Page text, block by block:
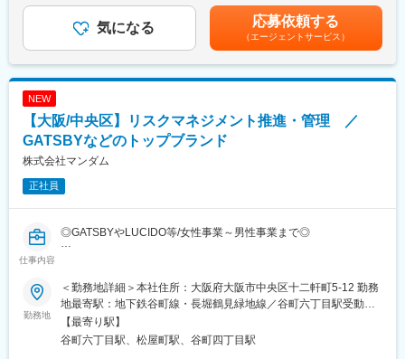
変更の範囲：会社の定める業務
・ベンダーマネジメント
・要件定義（業務／システムとユーザー要望のFit2Standard）
・維持メンテナンスとユーザー教育
就業場所の変更の範囲：会社の拠点がある国内外全ての定められ
た場所（テレワークを行う場所を含む））
業務内容の変更の範囲：会社の定める全ての業務への変更の可能
性あり
ダー
■充実した研修制度：
通信教育、新入社員研修、階層別研修、専門別教育、公募制研
修 など
■当社の特徴：
賃金はあくまでも目安の金額であり、選考を通じて上下する可能
性があります。月給(月額)は固定手当を含めた表記です。
気になる 応募依頼する
（エージェントサービス）
NEW
【大阪/中央区】リスクマネジメント推進・管理 ／
GATSBYなどのトップブランド
株式会社マンダム
正社員
仕事内容
◎GATSBYやLUCIDO等/女性事業～男性事業まで◎
マンダムでは、グループ経営の推進にあたり企業価値最大化、ガ
バナンス体制の強化を重点課題と位置づけ、「リスクマネジメン
ト室」を新設しました。国内外グループを含む全社的リスクマネ
ジメント（ERM）の再設計と運用定着を加速するため、実務経験
を活かし、裁量をもって推進できる方を募集します。
勤務地
＜勤務地詳細＞本社住所：大阪府大阪市中央区十二軒町5-12 勤務
地最寄駅：地下鉄谷町線・長堀鶴見緑地線／谷町六丁目駅受動喫
煙対策：屋内全面禁煙変更の範囲：会社の定める事業所
【最寄り駅】
谷町六丁目駅、松屋町駅、谷町四丁目駅